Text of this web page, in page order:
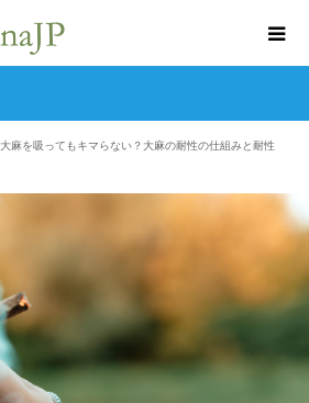
大麻を吸ってもキマらない？大麻の耐性の仕組みと耐性